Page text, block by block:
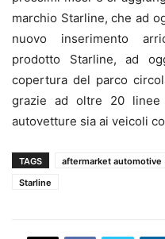
marchio Starline, che ad
nuovo inserimento
prodotto Starline, ad
copertura del parco
grazie ad oltre 20
autovetture sia ai veicoli
TAGS aftermarket automotive
Starline